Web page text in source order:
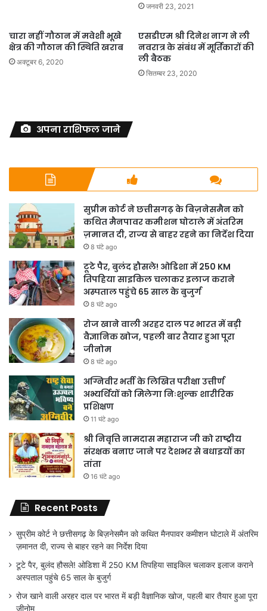
जनवरी 23, 2021
चारा नहीं गौठान में मवेशी भूखे
क्षेत्र की गौठान की स्थिति खराब
अक्टूबर 6, 2020
एसडीएम श्री दिनेश नाग ने ली
नवरात्र के संबंध में मूर्तिकारों की
ली बैठक
सितम्बर 23, 2020
अपना राशिफल जाने
सुप्रीम कोर्ट ने छत्तीसगढ़ के बिज़नेसमैन को
कथित मैनपावर कमीशन घोटाले में अंतरिम
ज़मानत दी, राज्य से बाहर रहने का निर्देश दिया
8 घंटे ago
टूटे पैर, बुलंद हौसले! ओडिशा में 250 KM
तिपहिया साइकिल चलाकर इलाज कराने
अस्पताल पहुंचे 65 साल के बुजुर्ग
8 घंटे ago
रोज खाने वाली अरहर दाल पर भारत में बड़ी
वैज्ञानिक खोज, पहली बार तैयार हुआ पूरा
जीनोम
8 घंटे ago
अग्निवीर भर्ती के लिखित परीक्षा उत्तीर्ण
अभ्यर्थियों को मिलेगा निःशुल्क शारीरिक
प्रशिक्षण
11 घंटे ago
श्री निवृत्ति नामदास महाराज जी को राष्ट्रीय
संरक्षक बनाए जाने पर देशभर से बधाइयों का
तांता
16 घंटे ago
Recent Posts
सुप्रीम कोर्ट ने छत्तीसगढ़ के बिज़नेसमैन को कथित मैनपावर कमीशन घोटाले में अंतरिम
ज़मानत दी, राज्य से बाहर रहने का निर्देश दिया
टूटे पैर, बुलंद हौसले! ओडिशा में 250 KM तिपहिया साइकिल चलाकर इलाज कराने
अस्पताल पहुंचे 65 साल के बुजुर्ग
रोज खाने वाली अरहर दाल पर भारत में बड़ी वैज्ञानिक खोज, पहली बार तैयार हुआ पूरा
जीनोम